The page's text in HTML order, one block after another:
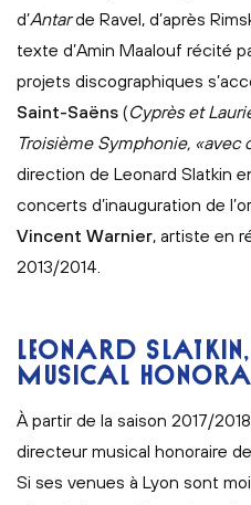
d’Antarde Ravel, d’après
texte d’Amin Maalouf récité
projets discographiques
Saint-Saëns (Cyprès et
Troisième Symphonie, «avec
direction de Leonard Slatkin
concerts d’inauguration de
Vincent Warnier, artiste en
2013/2014.
LEONARD SLATKIN,
MUSICAL
À partir de la saison 2017/
directeur musical honoraire
Si ses venues à Lyon sont